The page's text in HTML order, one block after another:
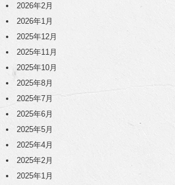
2026年2月
2026年1月
2025年12月
2025年11月
2025年10月
2025年8月
2025年7月
2025年6月
2025年5月
2025年4月
2025年2月
2025年1月